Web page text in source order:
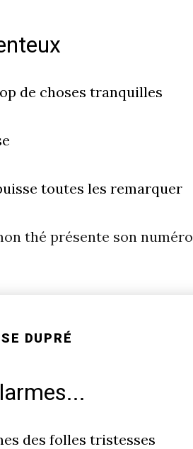
de choses tranquilles
toutes les remarquer
thé présente son numéro
DUPRÉ
des folles tristesses